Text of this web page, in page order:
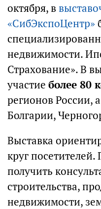
октября, в
«СибЭкспоЦентр»
недвижимости.
Страхование». В
участие более 80
регионов России,
Болгарии,
Выставка
круг
получить
строительства,
недвижимости,